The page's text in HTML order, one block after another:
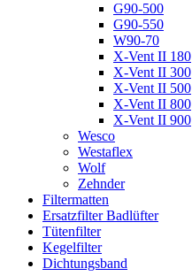
G90-500
G90-550
W90-70
X-Vent II 180
X-Vent II 300
X-Vent II 500
X-Vent II 800
X-Vent II 900
Wesco
Westaflex
Wolf
Zehnder
Filtermatten
Ersatzfilter Badlüfter
Tütenfilter
Kegelfilter
Dichtungsband